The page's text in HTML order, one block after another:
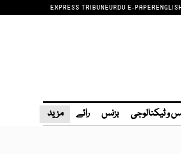
EXPRESS TRIBUNEURDU E-PAPER
و ٹیکنالوجی بزنس رائے مزید